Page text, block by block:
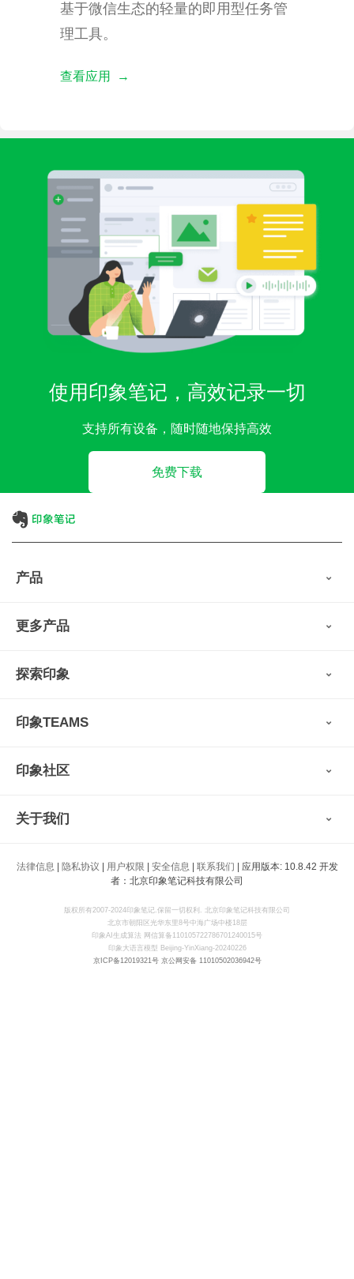
基于微信生态的轻量的即用型任务管
理工具。
查看应用 →
使用印象笔记，高效记录一切
支持所有设备，随时随地保持高效
免费下载
产品
会员权益
印象笔记·剪藏
更多产品
印象图记
墨笔
扫描宝
收藏家
探索印象
用户故事
视频教程
帮助支持
智能硬件
印象TEAMS
申请试用
印象社区
印象大使
关于我们
印象生态
法律信息 隐私协议 用户权限 安全信息 联系我们 | 应用版本: 10.8.42 开发
者：北京印象笔记科技有限公司
版权所有2007-2024印象笔记.保留一切权利. 北京印象笔记科技有限公司
北京市朝阳区光华东里8号中海广场中楼18层
印象AI生成算法 网信算备110105722786701240015号
印象大语言模型 Beijing-YinXiang-20240226
京ICP备12019321号 京公网安备 11010502036942号